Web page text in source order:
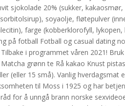
sjokolade 20% (sukker, kakaosmør,
soyaolje, fløtepulver
farge (kobberklorofyll,
på fotball Fotball og casual dating
i programmet våren 2021!
grønn te Rå kakao Knust
(eller 15 små). Vanlig hverdagsmat
til Moss i 1925 og har
for å unngå brann norske